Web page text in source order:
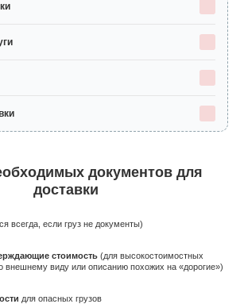
документов для
доставки
всегда, если груз не документы)
стоимость (для высокостоимостных
внешнему виду или описанию похожих на «дорогие»)
для опасных грузов